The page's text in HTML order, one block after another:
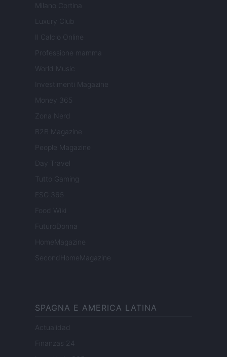
Milano Cortina
Luxury Club
Il Calcio Online
Professione mamma
World Music
Investimenti Magazine
Money 365
Zona Nerd
B2B Magazine
People Magazine
Day Travel
Tutto Gaming
ESG 365
Food Wiki
FuturoDonna
HomeMagazine
SecondHomeMagazine
SPAGNA E AMERICA LATINA
Actualidad
Finanzas 24